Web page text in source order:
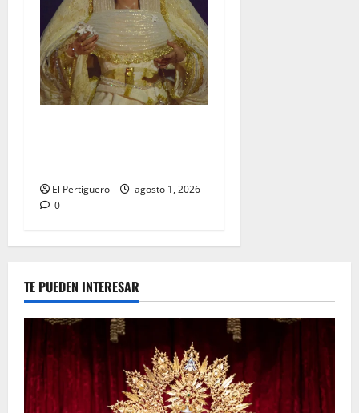
El Pertiguero
agosto 1, 2026
0
TE PUEDEN INTERESAR